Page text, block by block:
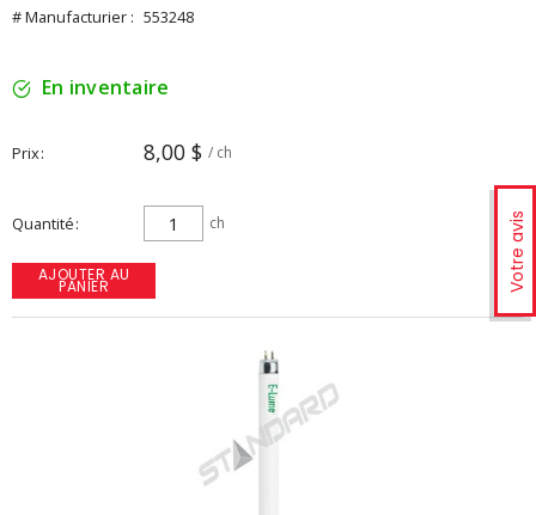
Votre avis
# Manufacturier : 553248
En inventaire
Prix 8,00 $ / ch
Quantité ch
AJOUTER AU
PANIER